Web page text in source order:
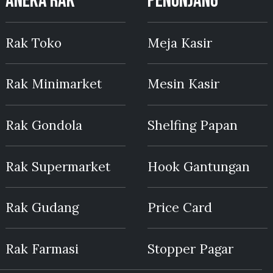
Rak Toko
Rak Minimarket
Rak Gondola
Rak Supermarket
Rak Gudang
Rak Farmasi
Meja Kasir
Mesin Kasir
Shelfing Papan
Hook Gantungan
Price Card
Stopper Pagar